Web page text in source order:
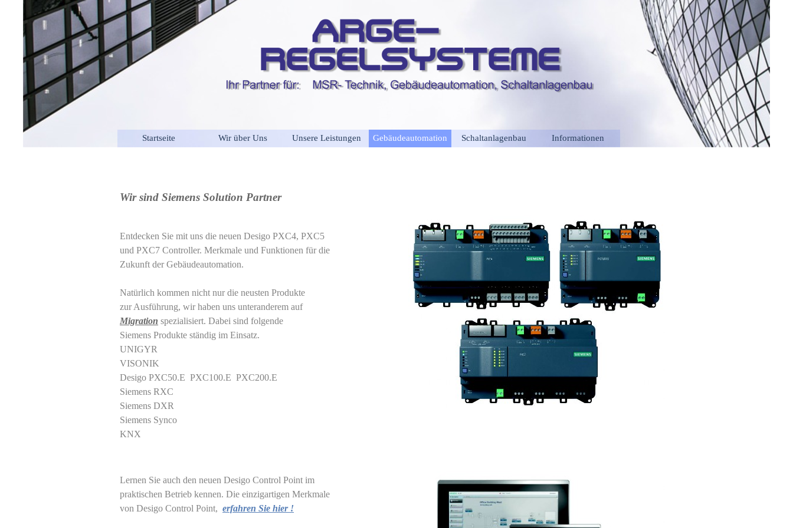
Startseite Wir über Uns Unsere Leistungen Gebäudeautomation Schaltanlagenbau Informationen
Wir sind Siemens Solution Partner
Entdecken Sie mit uns die neuenDesigo PXC4, PXC5
und PXC7 Controller.Merkmale und Funktionen für die
Zukunft der Gebäudeautomation.
Natürlich kommen nicht nur dieneustenProdukte
zur Ausführung,wirhaben unsunteranderem auf
Migration spezialisiert. Dabei sind folgende
Siemens Produkte ständig im Einsatz.
UNIGYR
VISONIK
Desigo PXC50.E PXC100.E PXC200.E
Siemens RXC
Siemens DXR
Siemens Synco
KNX
Lernen Sie auch den neuen Desigo Control Point im
praktischenBetrieb kennen.Die einzigartigen Merkmale
von Desigo Control Point,erfahren Sie hier !